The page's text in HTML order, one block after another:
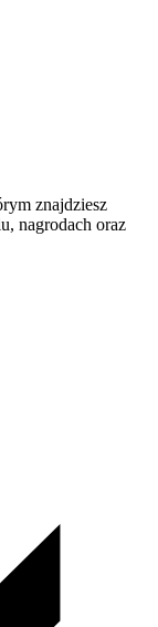
znajdziesz
nagrodach oraz